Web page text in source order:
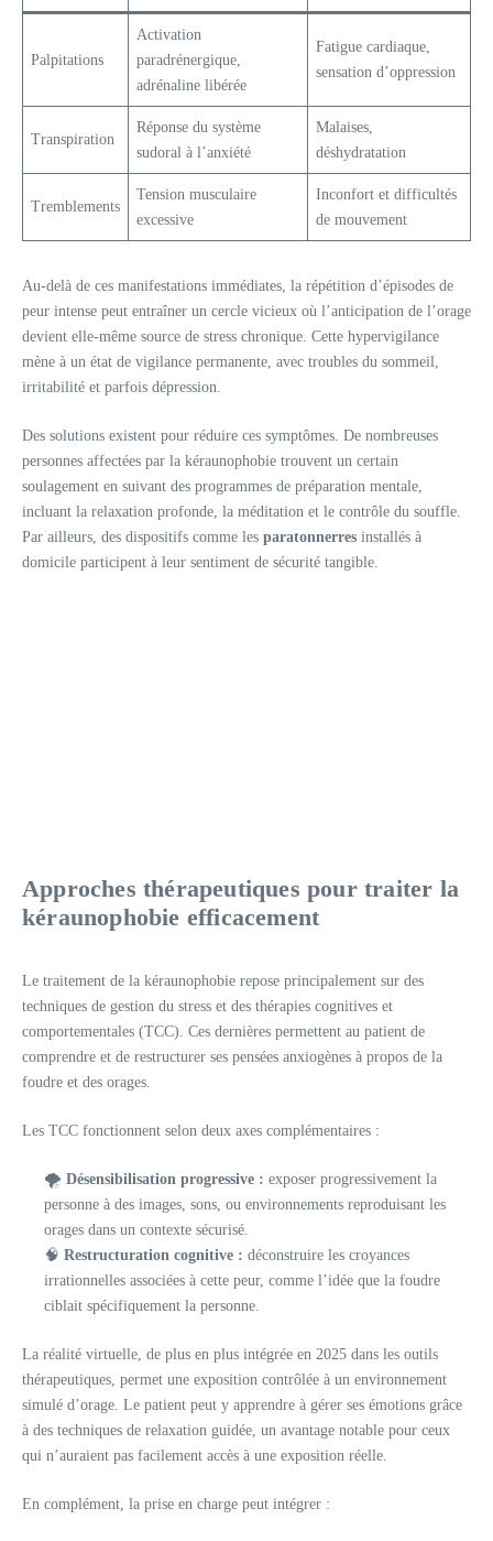
Palpitations
Activation
paradrénergique,
adrénaline libérée
Fatigue cardiaque,
sensation d’oppression
Transpiration
Réponse du système
sudoral à l’anxiété
Malaises,
déshydratation
Tremblements
Tension musculaire
excessive
Inconfort et difficultés
de mouvement
Au-delà de ces manifestations immédiates, la répétition d’épisodes de
peur intense peut entraîner un cercle vicieux où l’anticipation de l’orage
devient elle-même source de stress chronique. Cette hypervigilance
mène à un état de vigilance permanente, avec troubles du sommeil,
irritabilité et parfois dépression.
Des solutions existent pour réduire ces symptômes. De nombreuses
personnes affectées par la kéraunophobie trouvent un certain
soulagement en suivant des programmes de préparation mentale,
incluant la relaxation profonde, la méditation et le contrôle du souffle.
Par ailleurs, des dispositifs comme les paratonnerres installés à
domicile participent à leur sentiment de sécurité tangible.
Approches thérapeutiques pour traiter la
kéraunophobie efficacement
Le traitement de la kéraunophobie repose principalement sur des
techniques de gestion du stress et des thérapies cognitives et
comportementales (TCC). Ces dernières permettent au patient de
comprendre et de restructurer ses pensées anxiogènes à propos de la
foudre et des orages.
Les TCC fonctionnent selon deux axes complémentaires :
🌪️ Désensibilisation progressive : exposer progressivement la
personne à des images, sons, ou environnements reproduisant les
orages dans un contexte sécurisé.
🧠 Restructuration cognitive : déconstruire les croyances
irrationnelles associées à cette peur, comme l’idée que la foudre
ciblait spécifiquement la personne.
La réalité virtuelle, de plus en plus intégrée en 2025 dans les outils
thérapeutiques, permet une exposition contrôlée à un environnement
simulé d’orage. Le patient peut y apprendre à gérer ses émotions grâce
à des techniques de relaxation guidée, un avantage notable pour ceux
qui n’auraient pas facilement accès à une exposition réelle.
En complément, la prise en charge peut intégrer :